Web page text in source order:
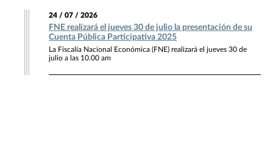
24 / 07 / 2026
FNE realizará el jueves 30 de julio la presentación de su
Cuenta Pública Participativa 2025
La Fiscalía Nacional Económica (FNE) realizará el jueves 30 de
julio a las 10.00 am